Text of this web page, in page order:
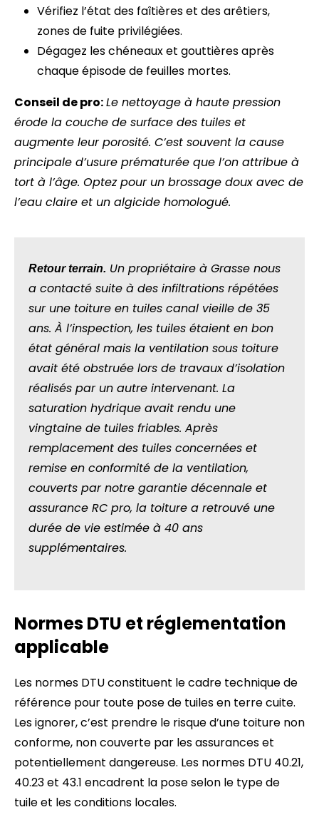
Vérifiez l’état des faîtières et des arêtiers,
zones de fuite privilégiées.
Dégagez les chéneaux et gouttières après
chaque épisode de feuilles mortes.
Conseil de pro:Le nettoyage à haute pression
érode la couche de surface des tuiles et
augmente leur porosité. C’est souvent la cause
principale d’usure prématurée que l’on attribue à
tort à l’âge. Optez pour un brossage doux avec de
l’eau claire et un algicide homologué.
Retour terrain. Un propriétaire à Grasse nous
a contacté suite à des infiltrations répétées
sur une toiture en tuiles canal vieille de 35
ans. À l’inspection, les tuiles étaient en bon
état général mais la ventilation sous toiture
avait été obstruée lors de travaux d’isolation
réalisés par un autre intervenant. La
saturation hydrique avait rendu une
vingtaine de tuiles friables. Après
remplacement des tuiles concernées et
remise en conformité de la ventilation,
couverts par notre garantie décennale et
assurance RC pro, la toiture a retrouvé une
durée de vie estimée à 40 ans
supplémentaires.
Normes DTU et réglementation
applicable
Les normes DTU constituent le cadre technique de
référence pour toute pose de tuiles en terre cuite.
Les ignorer, c’est prendre le risque d’une toiture non
conforme, non couverte par les assurances et
potentiellement dangereuse. Les normes DTU 40.21,
40.23 et 43.1 encadrent la pose selon le type de
tuile et les conditions locales.